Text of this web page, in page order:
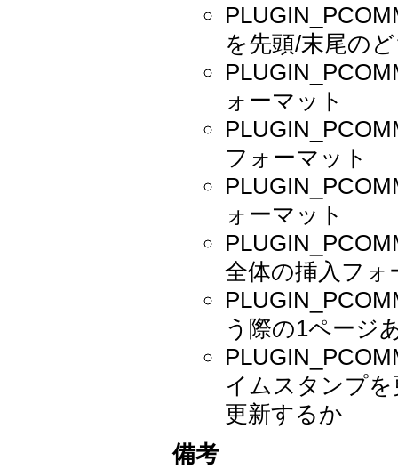
を先頭/末尾の
ォーマット
フォーマット
ォーマット
全体の挿入フォ
う際の1ページ
イムスタンプ
更新するか
備考